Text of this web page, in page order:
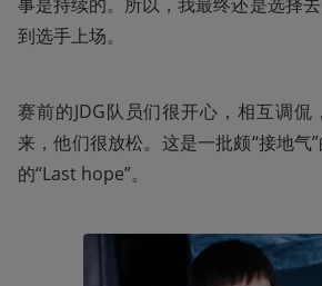
到选手上场。
赛前的JDG队员们很开心，相互调侃
来，他们很放松。这是一批颇“接地气
的“Last hope”。